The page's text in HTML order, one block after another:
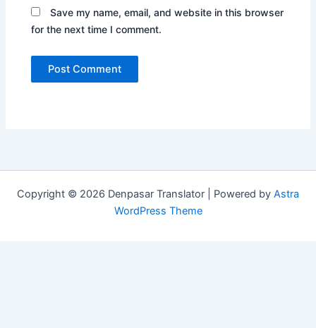
Save my name, email, and website in this browser
for the next time I comment.
Copyright © 2026 Denpasar Translator | Powered by Astra
WordPress Theme